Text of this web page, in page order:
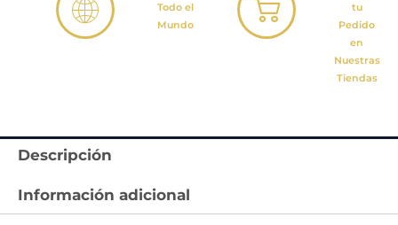
Todo el
Mundo
tu
Pedido
en
Nuestras
Tiendas
Descripción
Información adicional